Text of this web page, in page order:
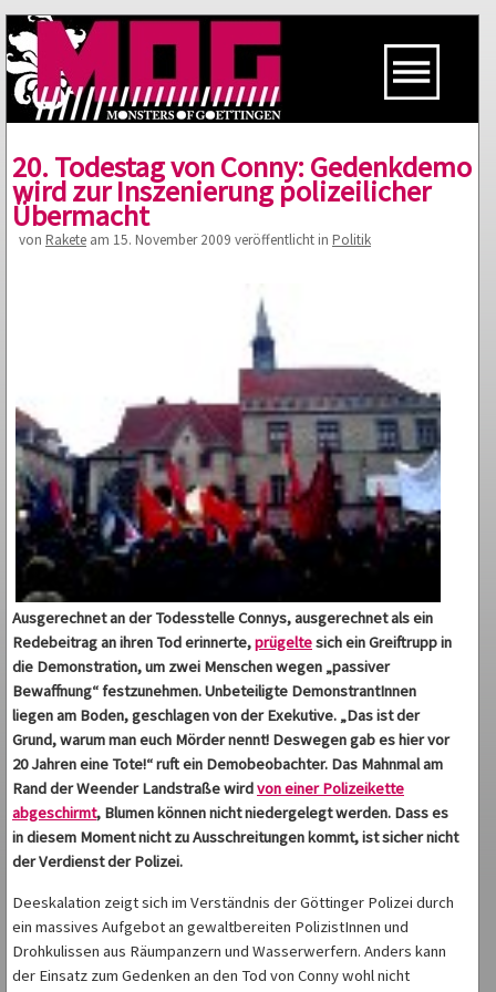
20. Todestag von Conny: Gedenkdemo
wird zur Inszenierung polizeilicher
Übermacht
von Rakete am 15. November 2009 veröffentlicht in Politik
Ausgerechnet an der Todesstelle Connys, ausgerechnet als ein
Redebeitrag an ihren Tod erinnerte,prügeltesich ein Greiftrupp in
die Demonstration, um zwei Menschen wegen „passiver
Bewaffnung“ festzunehmen. Unbeteiligte DemonstrantInnen
liegen am Boden, geschlagen von der Exekutive. „Das ist der
Grund, warum man euch Mörder nennt! Deswegen gab es hier vor
20 Jahren eine Tote!“ ruft ein Demobeobachter. Das Mahnmal am
Rand der Weender Landstraße wirdvon einer Polizeikette
abgeschirmt, Blumen können nicht niedergelegt werden. Dass es
in diesem Moment nicht zu Ausschreitungen kommt, ist sicher nicht
der Verdienst der Polizei.
Deeskalation zeigt sich im Verständnis der Göttinger Polizei durch
ein massives Aufgebot an gewaltbereiten PolizistInnen und
Drohkulissen aus Räumpanzern und Wasserwerfern. Anders kann
der Einsatz zum Gedenken an den Tod von Conny wohl nicht